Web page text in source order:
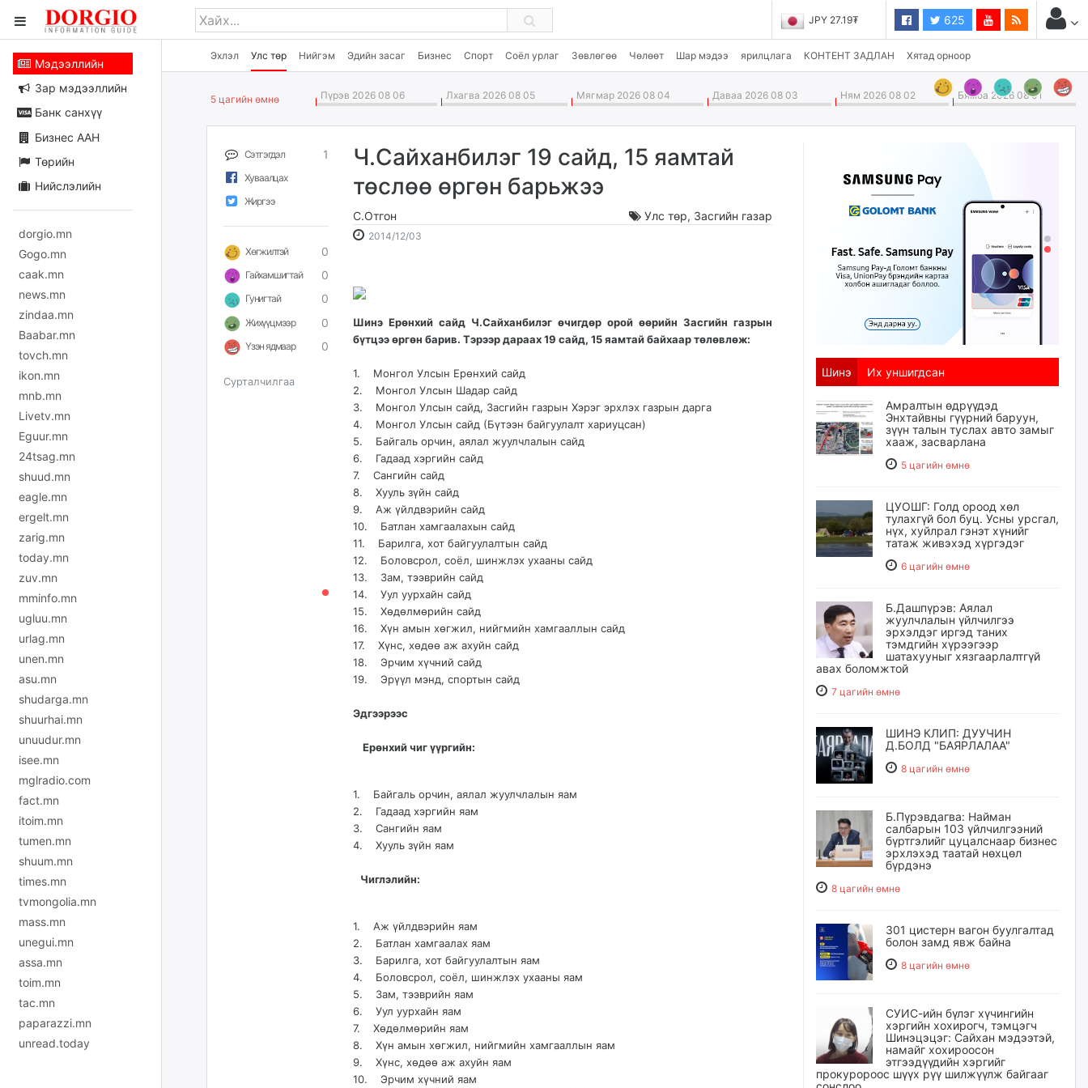
JPY 27.19₮ 625
Эхлэл Улс төр Нийгэм Эдийн засаг Бизнес Спорт Соёл урлаг Зөвлөгөө Чөлөөт Шар мэдээ ярилцлага КОНТЕНТ ЗАДЛАН Хятад орноор
Мэдээллийн
Зар мэдээллийн
Банк санхүү
Бизнес ААН
Төрийн
Нийслэлийн
dorgio.mn
Gogo.mn
caak.mn
news.mn
zindaa.mn
Baabar.mn
tovch.mn
ikon.mn
mnb.mn
Livetv.mn
Eguur.mn
24tsag.mn
shuud.mn
eagle.mn
ergelt.mn
zarig.mn
today.mn
zuv.mn
mminfo.mn
ugluu.mn
urlag.mn
unen.mn
asu.mn
shudarga.mn
shuurhai.mn
unuudur.mn
isee.mn
mglradio.com
fact.mn
itoim.mn
tumen.mn
shuum.mn
times.mn
tvmongolia.mn
mass.mn
unegui.mn
assa.mn
toim.mn
tac.mn
paparazzi.mn
unread.today
5 цагийн өмнө Пүрэв 2026 08 06 Лхагва 2026 08 05 Мягмар 2026 08 04 Даваа 2026 08 03 Ням 2026 08 02 Бямба 2026 08 01
Сэтгэгдэл 1
Хуваалцах
Жиргээ
Хөгжилтэй 0
Гайхамшигтай 0
Гунигтай 0
Жихүүцмээр 0
Үзэн ядмаар 0
Сурталчилгаа
Ч.Сайханбилэг 19 сайд, 15 яамтай
төслөө өргөн барьжээ
С.Отгон Улс төр, Засгийн газар
2014/12/03
Шинэ Ерөнхий сайд Ч.Сайханбилэг өчигдөр орой өөрийн Засгийн газрын
бүтцээ өргөн барив. Тэрээр дараах 19 сайд, 15 яамтай байхаар төлөвлөж:
1. Монгол Улсын Ерөнхий сайд
2. Монгол Улсын Шадар сайд
3. Монгол Улсын сайд, Засгийн газрын Хэрэг эрхлэх газрын дарга
4. Монгол Улсын сайд (Бүтээн байгуулалт хариуцсан)
5. Байгаль орчин, аялал жуулчлалын сайд
6. Гадаад хэргийн сайд
7. Сангийн сайд
8. Хууль зүйн сайд
9. Аж үйлдвэрийн сайд
10. Батлан хамгаалахын сайд
11. Барилга, хот байгуулалтын сайд
12. Боловсрол, соёл, шинжлэх ухааны сайд
13. Зам, тээврийн сайд
14. Уул уурхайн сайд
15. Хөдөлмөрийн сайд
16. Хүн амын хөгжил, нийгмийн хамгааллын сайд
17. Хүнс, хөдөө аж ахуйн сайд
18. Эрчим хүчний сайд
19. Эрүүл мэнд, спортын сайд
Эдгээрээс
Ерөнхий чиг үүргийн:
1. Байгаль орчин, аялал жуулчлалын яам
2. Гадаад хэргийн яам
3. Сангийн яам
4. Хууль зүйн яам
Чиглэлийн:
1. Аж үйлдвэрийн яам
2. Батлан хамгаалах яам
3. Барилга, хот байгуулалтын яам
4. Боловсрол, соёл, шинжлэх ухааны яам
5. Зам, тээврийн яам
6. Уул уурхайн яам
7. Хөдөлмөрийн яам
8. Хүн амын хөгжил, нийгмийн хамгааллын яам
9. Хүнс, хөдөө аж ахуйн яам
10. Эрчим хүчний яам
Шинэ Их уншигдсан
Амралтын өдрүүдэд
Энхтайвны гүүрний баруун,
зүүн талын туслах авто замыг
хааж, засварлана
5 цагийн өмнө
ЦУОШГ: Голд ороод хөл
тулахгүй бол буц. Усны урсгал,
нүх, хуйлрал гэнэт хүнийг
татаж живэхэд хүргэдэг
6 цагийн өмнө
Б.Дашпүрэв: Аялал
жуулчлалын үйлчилгээ
эрхэлдэг иргэд таних
тэмдгийн хүрээгээр
шатахууныг хязгаарлалтгүй
авах боломжтой
7 цагийн өмнө
ШИНЭ КЛИП: ДУУЧИН
Д.БОЛД "БАЯРЛАЛАА"
8 цагийн өмнө
Б.Пүрэвдагва: Найман
салбарын 103 үйлчилгээний
бүртгэлийг цуцалснаар бизнес
эрхлэхэд таатай нөхцөл
бүрдэнэ
8 цагийн өмнө
301 цистерн вагон буулгалтад
болон замд явж байна
8 цагийн өмнө
СУИС-ийн бүлэг хүчингийн
хэргийн хохирогч, тэмцэгч
Шинэцэцэг: Сайхан мэдээтэй,
намайг хохироосон
этгээдүүдийн хэргийг
прокуророос шүүх рүү шилжүүлж байгааг